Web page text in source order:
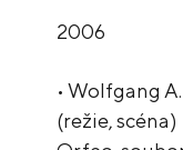
2006
• Wolfgang
(režie, scéna)